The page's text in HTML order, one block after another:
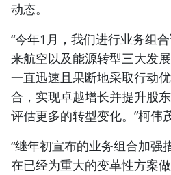
动态。
“今年1月，我们进行业务组
来航空以及能源转型三大发
一直迅速且果断地采取行动
合，实现卓越增长并提升股
评估更多的转型变化。”柯伟
“继年初宣布的业务组合加强
在已经为重大的变革性方案